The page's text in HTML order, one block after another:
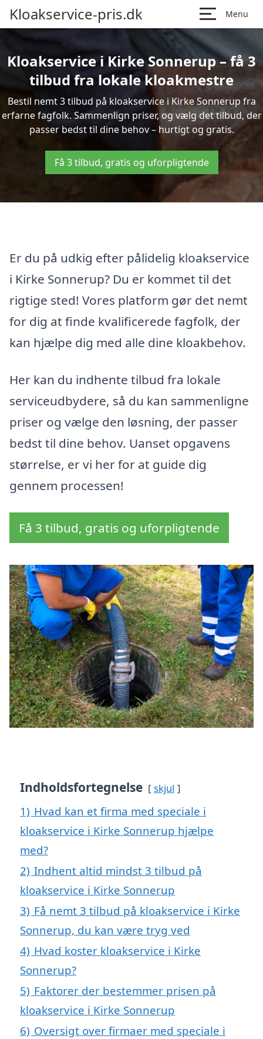
Kloakservice-pris.dk Menu
Kloakservice i Kirke Sonnerup – få 3
tilbud fra lokale kloakmestre
Bestil nemt 3 tilbud på kloakservice i Kirke Sonnerup fra
erfarne fagfolk. Sammenlign priser, og vælg det tilbud, der
passer bedst til dine behov – hurtigt og gratis.
Få 3 tilbud, gratis og uforpligtende
Er du på udkig efter pålidelig kloakservice
i Kirke Sonnerup? Du er kommet til det
rigtige sted! Vores platform gør det nemt
for dig at finde kvalificerede fagfolk, der
kan hjælpe dig med alle dine kloakbehov.
Her kan du indhente tilbud fra lokale
serviceudbydere, så du kan sammenligne
priser og vælge den løsning, der passer
bedst til dine behov. Uanset opgavens
størrelse, er vi her for at guide dig
gennem processen!
Få 3 tilbud, gratis og uforpligtende
Indholdsfortegnelse skjul
1) Hvad kan et firma med speciale i
kloakservice i Kirke Sonnerup hjælpe
med?
2) Indhent altid mindst 3 tilbud på
kloakservice i Kirke Sonnerup
3) Få nemt 3 tilbud på kloakservice i Kirke
Sonnerup, du kan være tryg ved
4) Hvad koster kloakservice i Kirke
Sonnerup?
5) Faktorer der bestemmer prisen på
kloakservice i Kirke Sonnerup
6) Oversigt over firmaer med speciale i